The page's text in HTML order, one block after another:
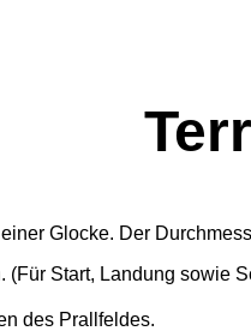
Glocke. Der
(Für Start, Landung sowie
des Prallfeldes.